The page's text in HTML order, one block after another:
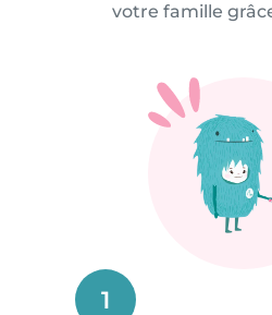
votre famille
1